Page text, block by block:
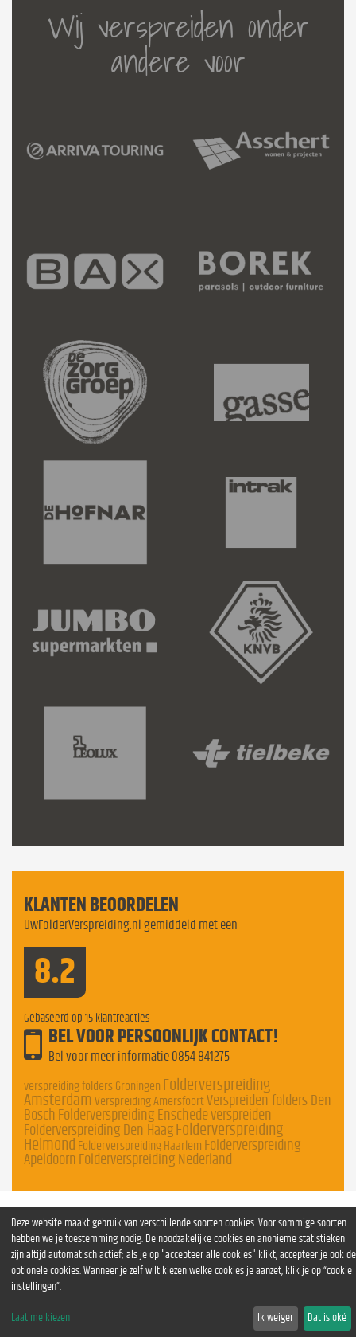
Wij verspreiden onder
andere voor
KLANTEN BEOORDELEN
UwFolderVerspreiding.nl gemiddeld met een
8.2
Gebaseerd op 15 klantreacties
BEL VOOR PERSOONLIJK CONTACT!
Bel voor meer informatie 0854 841275
verspreiding folders Groningen Folderverspreiding
Amsterdam Verspreiding Amersfoort Verspreiden folders Den
Bosch Folderverspreiding Enschede verspreiden
Folderverspreiding Den Haag Folderverspreiding
Helmond Folderverspreiding Haarlem Folderverspreiding
Apeldoorn Folderverspreiding Nederland
Deze website maakt gebruik van verschillende soorten cookies. Voor sommige soorten
hebben we je toestemming nodig. De noodzakelijke cookies en anonieme statistieken
zijn altijd automatisch actief; als je op "accepteer alle cookies" klikt, accepteer je ook de
optionele cookies. Wanneer je zelf wilt kiezen welke cookies je aanzet, klik je op “cookie
instellingen”.
Laat me kiezen Ik weiger Dat is oké